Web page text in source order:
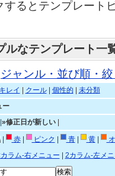
するとテンプレート
ルなテンプレート一
ジャンル・並び順・
キレイ クール| 個性的
未分類
ー
»修正日が新しい|
| 赤| ピンク 青| 黄|
ラム-右メニュー
2カラム-左メ